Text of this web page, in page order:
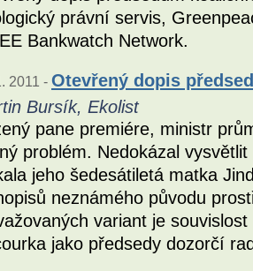
právní servis,
Bankwatch Network.
2011 - Otevřený dopis
Bursík, Ekolist
pane premiére, ministr
problém. Nedokázal
jeho šedesátiletá matka
neznámého původu
variant je
jako předsedy dozorčí